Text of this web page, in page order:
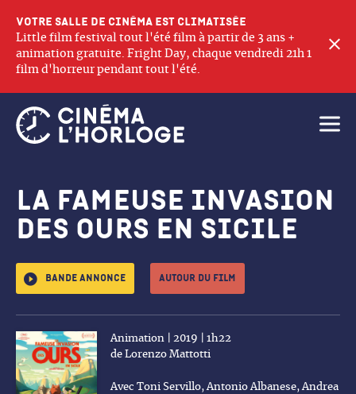
Votre salle de cinéma est climatisée
Little film festival tout l'été film à partir de 3 ans +
animation gratuite. Fright Day, chaque vendredi 21h 1
film d'horreur pendant tout l'été.
La Fameuse invasion
des ours en Sicile
Bande annonce Autour du film
Animation | 2019 | 1h22
de Lorenzo Mattotti
Avec Toni Servillo, Antonio Albanese, Andrea